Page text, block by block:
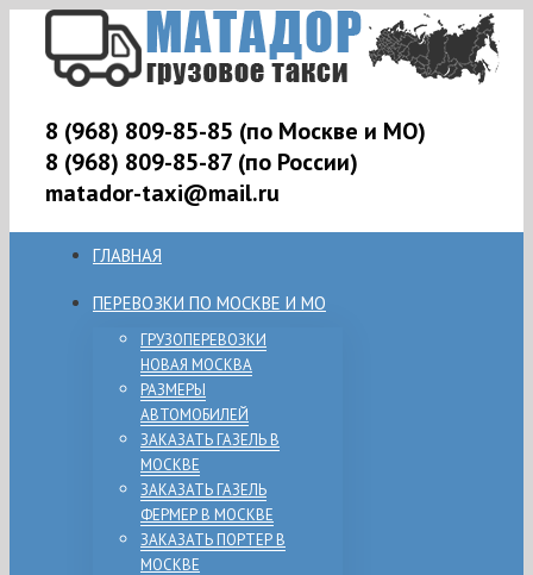
8 (968) 809-85-85 (по Москве и МО)
8 (968) 809-85-87 (по России)
matador-taxi@mail.ru
ГЛАВНАЯ
ПЕРЕВОЗКИ ПО МОСКВЕ И МО
ГРУЗОПЕРЕВОЗКИ
НОВАЯ МОСКВА
РАЗМЕРЫ
АВТОМОБИЛЕЙ
ЗАКАЗАТЬ ГАЗЕЛЬ В
МОСКВЕ
ЗАКАЗАТЬ ГАЗЕЛЬ
ФЕРМЕР В МОСКВЕ
ЗАКАЗАТЬ ПОРТЕР В
МОСКВЕ